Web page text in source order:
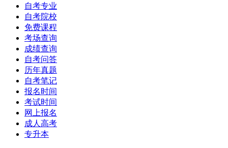
自考专业
自考院校
免费课程
考场查询
成绩查询
自考问答
历年真题
自考笔记
报名时间
考试时间
网上报名
成人高考
专升本